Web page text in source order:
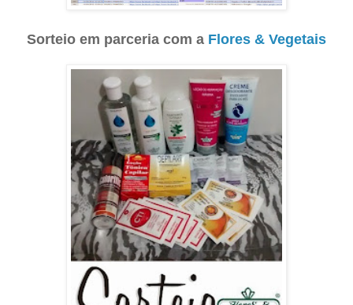
Sorteio em parceria com a Flores & Vegetais